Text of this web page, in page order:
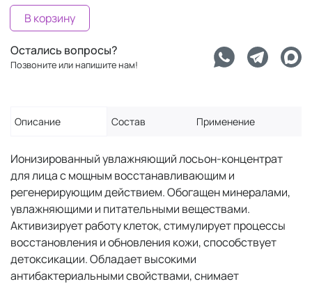
В корзину
Остались вопросы?
Позвоните или напишите нам!
Описание Состав Применение
Ионизированный увлажняющий лосьон-концентрат
для лица с мощным восстанавливающим и
регенерирующим действием. Обогащен минералами,
увлажняющими и питательными веществами.
Активизирует работу клеток, стимулирует процессы
восстановления и обновления кожи, способствует
детоксикации. Обладает высокими
антибактериальными свойствами, снимает